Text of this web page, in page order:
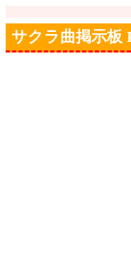
サクラ曲掲示板